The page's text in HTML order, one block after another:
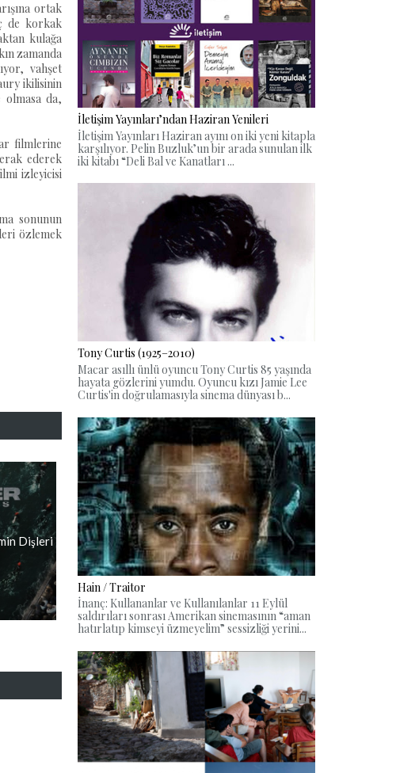
ortak
de korkak
kulağa
zamanda
vahşet
ikilisinin
olmasa da,
filmlerine
ederek
izleyicisi
sonunun
özlemek
Dişleri
İletişim Yayınları’ndan Haziran Yenileri
İletişim Yayınları Haziran ayını on iki yeni kitapla
karşılıyor. Pelin Buzluk’un bir arada sunulan ilk
iki kitabı “Deli Bal ve Kanatları ...
Tony Curtis (1925–2010)
Macar asıllı ünlü oyuncu Tony Curtis 85 yaşında
hayata gözlerini yumdu. Oyuncu kızı Jamie Lee
Curtis'in doğrulamasıyla sinema dünyası b...
Hain / Traitor
İnanç: Kullananlar ve Kullanılanlar 11 Eylül
saldırıları sonrası Amerikan sinemasının “aman
hatırlatıp kimseyi üzmeyelim” sessizliği yerini...